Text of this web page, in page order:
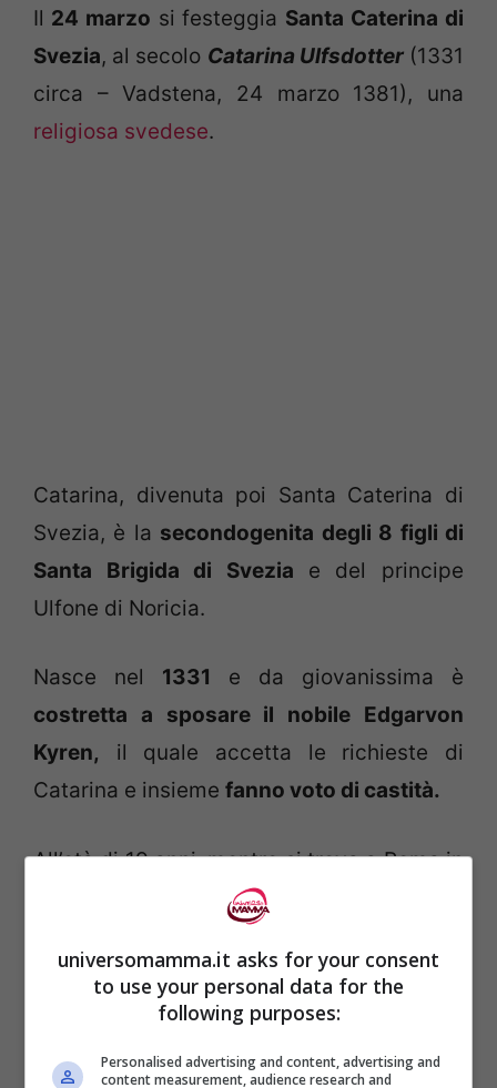
Il 24 marzo si festeggia Santa Caterina di
Svezia, al secolo Catarina Ulfsdotter(1331
circa – Vadstena, 24 marzo 1381), una
religiosa svedese.
Catarina, divenuta poi Santa Caterina di
Svezia, è la secondogenita degli 8 figli di
Santa Brigida di Svezia e del principe
Ulfone di Noricia.
Nasce nel 1331 e da giovanissima è
costretta a sposare il nobile Edgarvon
Kyren, il quale accetta le richieste di
Catarina e insieme fanno voto di castità.
All’età di 19 anni, mentre si trova a Roma in
compagnia della madre per prendere
portare aiuto ai poveri e ai malati,
apprende dellascomparsa prematura del
universomamma.it asks for your consent
to use your personal data for the
following purposes:
Personalised advertising and content, advertising and
content measurement, audience research and